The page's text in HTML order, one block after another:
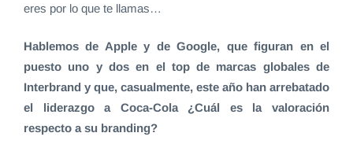
eres por lo que te llamas…
Hablemos de Apple y de Google, que figuran en el
puesto uno y dos en el top de marcas globales de
Interbrand y que, casualmente, este año han arrebatado
el liderazgo a Coca-Cola ¿Cuál es la valoración
respecto a su branding?